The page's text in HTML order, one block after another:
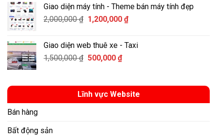
1,800,000 ₫.là:
1,000,000 ₫.
Giao diện máy tính - Theme bán máy tính đẹp
2,000,000₫ Giá
2,000,000 ₫.
1,200,000 ₫Giá
là:
Giao diện web thuê xe - Taxi
1,500,000₫ Giá
1,500,000 ₫.
500,000 ₫Giá
là:
500,000 ₫.
Lĩnh vực Website
Bán hàng
Bất động sản